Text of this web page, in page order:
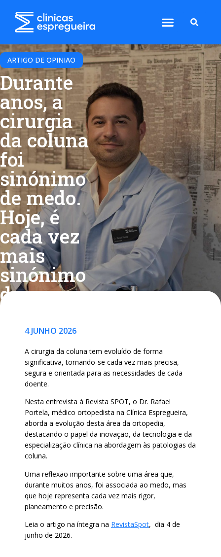
ARTIGO DE OPINIAO
Durante
anos, a
cirurgia
da coluna
foi
sinónimo
de medo.
Hoje, é
cada vez
mais
sinónimo
de
precisão |
RevistaSpot
4 JUNHO 2026
A cirurgia da coluna tem evoluído de forma
significativa, tornando-se cada vez mais precisa,
segura e orientada para as necessidades de cada
doente.
Nesta entrevista à Revista SPOT, o Dr. Rafael
Portela, médico ortopedista na Clínica Espregueira,
aborda a evolução desta área da ortopedia,
destacando o papel da inovação, da tecnologia e da
especialização clínica na abordagem às patologias da
coluna.
Uma reflexão importante sobre uma área que,
durante muitos anos, foi associada ao medo, mas
que hoje representa cada vez mais rigor,
planeamento e precisão.
Leia o artigo na íntegra na RevistaSpot, dia 4 de
junho de 2026.